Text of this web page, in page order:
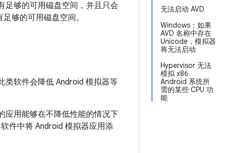
无法启动 AVD
Windows：如果
AVD 名称中存在
Unicode，模拟器
将无法启动
Hypervisor 无法
模拟 x86
Android 系统所
需的某些 CPU 功
能
足够的可用磁盘空间，并且只会
够的可用磁盘空间。
类软件会降低 Android 模拟器等
应用能够在不降低性能的情况下
件中将 Android 模拟器应用添